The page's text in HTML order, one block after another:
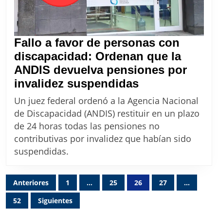
Fallo a favor de personas con
discapacidad: Ordenan que la
ANDIS devuelva pensiones por
invalidez suspendidasFallo
a
favor
de
personas
Ordenan
que
Un juez federal ordenó a la Agencia Nacional
de Discapacidad (ANDIS) restituir en un plazo
de 24 horas todas las pensiones no
contributivas por invalidez que habían sido
suspendidas.
Paginación
de
entradas
Anteriores 1 … 25 26 27
…
52
Siguientes